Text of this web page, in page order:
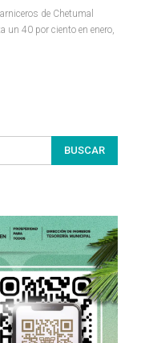
de Chetumal
un 40 por ciento en enero,